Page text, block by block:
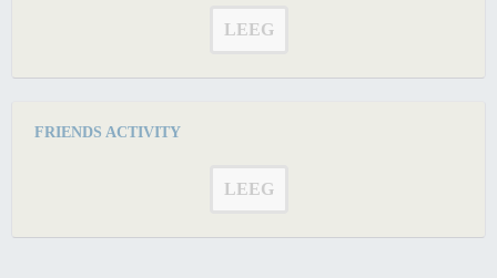
LEEG
FRIENDS ACTIVITY
LEEG